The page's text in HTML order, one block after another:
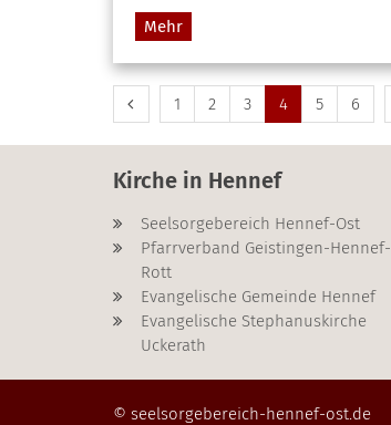
Mehr
Vorherige Seite
Erste Seite
1 2 3 4 5 6
Kirche in Hennef
Seelsorgebereich Hennef-Ost
Pfarrverband Geistingen-Hennef-
Rott
Evangelische Gemeinde Hennef
Evangelische Stephanuskirche
Uckerath
© seelsorgebereich-hennef-ost.de